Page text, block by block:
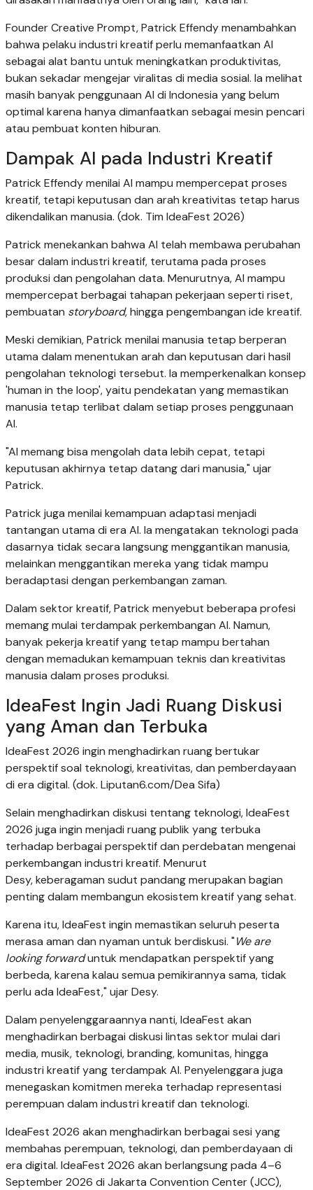
Founder Creative Prompt, Patrick Effendy menambahkan
bahwa pelaku industri kreatif perlu memanfaatkan AI
sebagai alat bantu untuk meningkatkan produktivitas,
bukan sekadar mengejar viralitas di media sosial. Ia melihat
masih banyak penggunaan AI di Indonesia yang belum
optimal karena hanya dimanfaatkan sebagai mesin pencari
atau pembuat konten hiburan.
Dampak AI pada Industri Kreatif
Patrick Effendy menilai AI mampu mempercepat proses
kreatif, tetapi keputusan dan arah kreativitas tetap harus
dikendalikan manusia. (dok. Tim IdeaFest 2026)
Patrick menekankan bahwa AI telah membawa perubahan
besar dalam industri kreatif, terutama pada proses
produksi dan pengolahan data. Menurutnya, AI mampu
mempercepat berbagai tahapan pekerjaan seperti riset,
pembuatan storyboard, hingga pengembangan ide kreatif.
Meski demikian, Patrick menilai manusia tetap berperan
utama dalam menentukan arah dan keputusan dari hasil
pengolahan teknologi tersebut. Ia memperkenalkan konsep
'human in the loop', yaitu pendekatan yang memastikan
manusia tetap terlibat dalam setiap proses penggunaan
AI.
"AI memang bisa mengolah data lebih cepat, tetapi
keputusan akhirnya tetap datang dari manusia," ujar
Patrick.
Patrick juga menilai kemampuan adaptasi menjadi
tantangan utama di era AI. Ia mengatakan teknologi pada
dasarnya tidak secara langsung menggantikan manusia,
melainkan menggantikan mereka yang tidak mampu
beradaptasi dengan perkembangan zaman.
Dalam sektor kreatif, Patrick menyebut beberapa profesi
memang mulai terdampak perkembangan AI. Namun,
banyak pekerja kreatif yang tetap mampu bertahan
dengan memadukan kemampuan teknis dan kreativitas
manusia dalam proses produksi.
IdeaFest Ingin Jadi Ruang Diskusi
yang Aman dan Terbuka
IdeaFest 2026 ingin menghadirkan ruang bertukar
perspektif soal teknologi, kreativitas, dan pemberdayaan
di era digital. (dok. Liputan6.com/Dea Sifa)
Selain menghadirkan diskusi tentang teknologi, IdeaFest
2026 juga ingin menjadi ruang publik yang terbuka
terhadap berbagai perspektif dan perdebatan mengenai
perkembangan industri kreatif. Menurut
Desy, keberagaman sudut pandang merupakan bagian
penting dalam membangun ekosistem kreatif yang sehat.
Karena itu, IdeaFest ingin memastikan seluruh peserta
merasa aman dan nyaman untuk berdiskusi. "We are
looking forwarduntuk mendapatkan perspektif yang
berbeda, karena kalau semua pemikirannya sama, tidak
perlu ada IdeaFest," ujar Desy.
Dalam penyelenggaraannya nanti, IdeaFest akan
menghadirkan berbagai diskusi lintas sektor mulai dari
media, musik, teknologi, branding, komunitas, hingga
industri kreatif yang terdampak AI. Penyelenggara juga
menegaskan komitmen mereka terhadap representasi
perempuan dalam industri kreatif dan teknologi.
IdeaFest 2026 akan menghadirkan berbagai sesi yang
membahas perempuan, teknologi, dan pemberdayaan di
era digital. IdeaFest 2026 akan berlangsung pada 4–6
September 2026 di Jakarta Convention Center (JCC),